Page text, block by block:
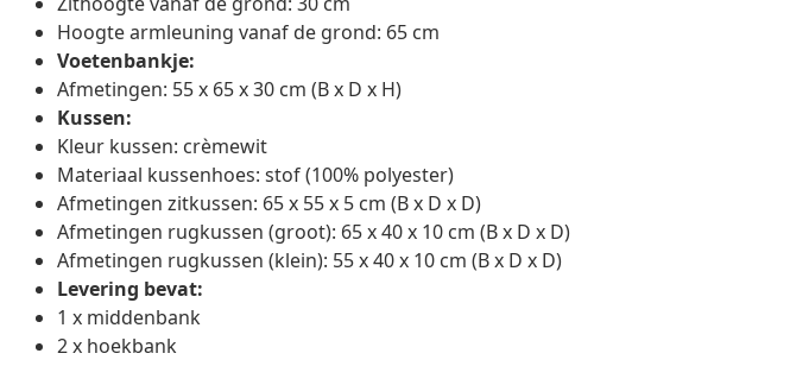
Hoogte armleuning vanaf de grond: 65 cm
Voetenbankje:
Afmetingen: 55 x 65 x 30 cm (B x D x H)
Kussen:
Kleur kussen: crèmewit
Materiaal kussenhoes: stof (100% polyester)
Afmetingen zitkussen: 65 x 55 x 5 cm (B x D x D)
Afmetingen rugkussen (groot): 65 x 40 x 10 cm (B x D x D)
Afmetingen rugkussen (klein): 55 x 40 x 10 cm (B x D x D)
Levering bevat:
1 x middenbank
2 x hoekbank